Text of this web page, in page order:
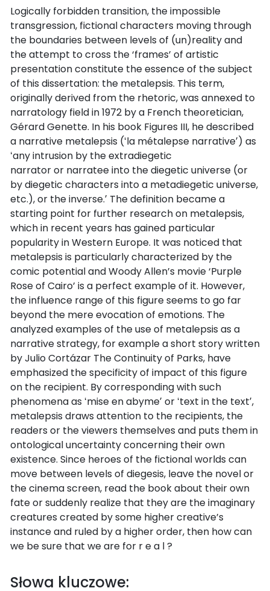
Logically forbidden transition, the impossible
transgression, fictional characters moving through
the boundaries between levels of (un)reality and
the attempt to cross the ‘frames’ of artistic
presentation constitute the essence of the subject
of this dissertation: the metalepsis. This term,
originally derived from the rhetoric, was annexed to
narratology field in 1972 by a French theoretician,
Gérard Genette. In his book Figures III, he described
a narrative metalepsis (ʻla métalepse narrativeʼ) as
ʻany intrusion by the extradiegetic
narrator or narratee into the diegetic universe (or
by diegetic characters into a metadiegetic universe,
etc.), or the inverse.ʼ The definition became a
starting point for further research on metalepsis,
which in recent years has gained particular
popularity in Western Europe. It was noticed that
metalepsis is particularly characterized by the
comic potential and Woody Allen’s movie ‘Purple
Rose of Cairo’ is a perfect example of it. However,
the influence range of this figure seems to go far
beyond the mere evocation of emotions. The
analyzed examples of the use of metalepsis as a
narrative strategy, for example a short story written
by Julio Cortázar The Continuity of Parks, have
emphasized the specificity of impact of this figure
on the recipient. By corresponding with such
phenomena as ʻmise en abymeʼ or ʻtext in the textʼ,
metalepsis draws attention to the recipients, the
readers or the viewers themselves and puts them in
ontological uncertainty concerning their own
existence. Since heroes of the fictional worlds can
move between levels of diegesis, leave the novel or
the cinema screen, read the book about their own
fate or suddenly realize that they are the imaginary
creatures created by some higher creative’s
instance and ruled by a higher order, then how can
we be sure that we are for r e a l ?
Słowa kluczowe: